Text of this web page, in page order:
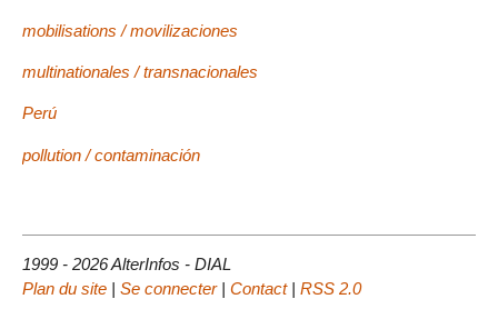
mobilisations / movilizaciones
multinationales / transnacionales
Perú
pollution / contaminación
1999 - 2026 AlterInfos - DIAL
Plan du site
Se connecter| Contact| RSS 2.0